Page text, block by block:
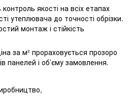
якості на всіх етапах
утеплювача до точності обрізки.
монтаж і стійкість
за м² прораховується прозоро
панелей і об’єму замовлення.